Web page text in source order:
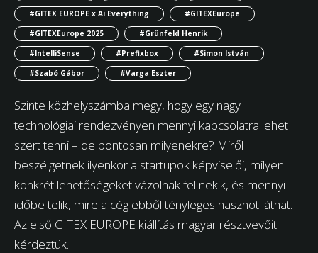
#GITEX EUROPE x Ai Everything
#GITEXEurope
#GITEXEurope 2025
#Grünfeld Henrik
#IntelliSense
#Prefixbox
#Simon István
#Szabó Gábor
#Varga Eszter
Szinte közhelyszámba megy, hogy egy nagy
technológiai rendezvényen mennyi kapcsolatra lehet
szert tenni – de pontosan milyenekre? Miről
beszélgetnek ilyenkor a startupok képviselői, milyen
konkrét lehetőségeket vázolnak fel nekik, és mennyi
időbe telik, mire a cég ebből tényleges hasznot láthat.
Az első GITEX EUROPE kiállítás magyar résztvevőit
kérdeztük.